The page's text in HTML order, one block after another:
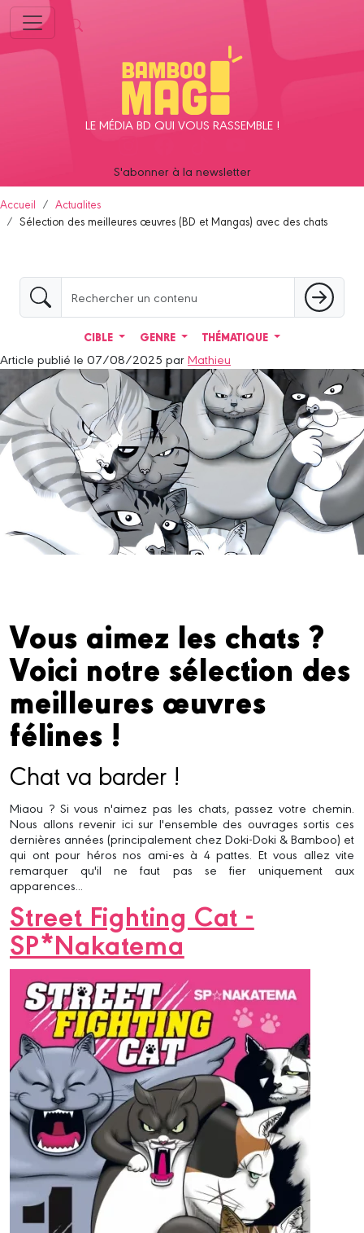
LE MÉDIA BD QUI VOUS RASSEMBLE !
S'abonner à la newsletter
Accueil
Actualites
Sélection des meilleures œuvres (BD et Mangas) avec des chats
CIBLE GENRE THÉMATIQUE
Article publié le 07/08/2025 parMathieu
Vous aimez les chats ?
Voici notre sélection des
meilleures œuvres
félines !
Chat va barder !
Miaou ? Si vous n'aimez pas les chats, passez votre chemin.
Nous allons revenir ici sur l'ensemble des ouvrages sortis ces
dernières années (principalement chez Doki-Doki & Bamboo) et
qui ont pour héros nos ami-es à 4 pattes. Et vous allez vite
remarquer qu'il ne faut pas se fier uniquement aux
apparences...
Street Fighting Cat -
SP*Nakatema
Panneau de gestion des cookies